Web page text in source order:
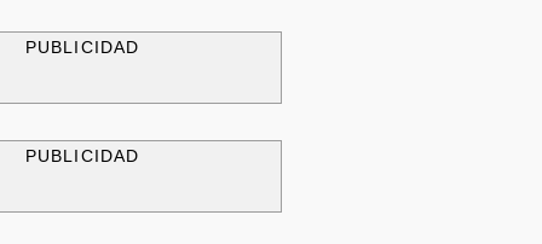
PUBLICIDAD
PUBLICIDAD